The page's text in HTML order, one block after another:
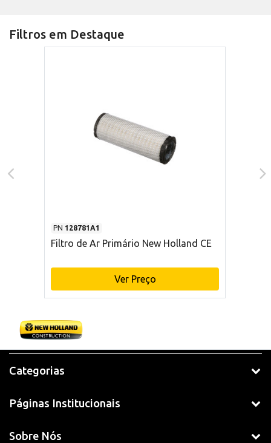
Filtros em Destaque
PN 128781A1
Filtro de Ar Primário New Holland CE
Ver Preço
Categorias
Páginas Institucionais
Sobre Nós